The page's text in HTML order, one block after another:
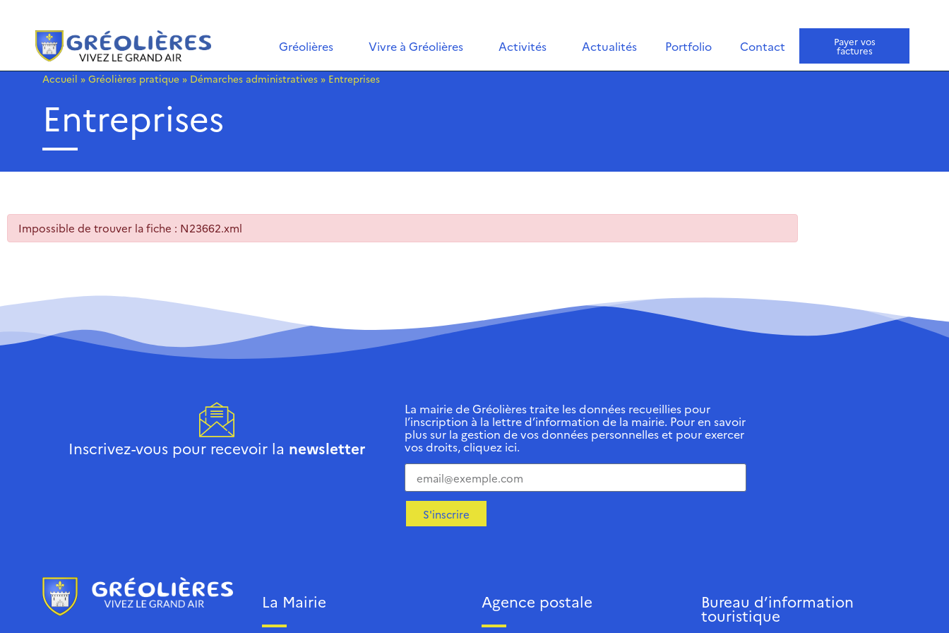
Gréolières Vivre à Gréolières Activités Actualités Portfolio Contact Payer vos
factures
Accueil » Gréolières pratique » Démarches administratives » Entreprises
Entreprises
Impossible de trouver la fiche : N23662.xml
Inscrivez-vous pour recevoir la newsletter
La mairie de Gréolières traite les données recueillies pour
l’inscription à la lettre d’information de la mairie. Pour en savoir
plus sur la gestion de vos données personnelles et pour exercer
vos droits, cliquez ici.
S'inscrire
La Mairie Agence postale Bureau d’information
touristique